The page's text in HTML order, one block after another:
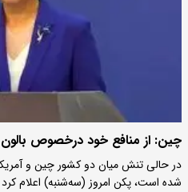
چین: از منافع خود درخصوص
در حالی تنش میان دو کشور چین و
شده است، پکن امروز (سه‌شنبه) اعلام کرد